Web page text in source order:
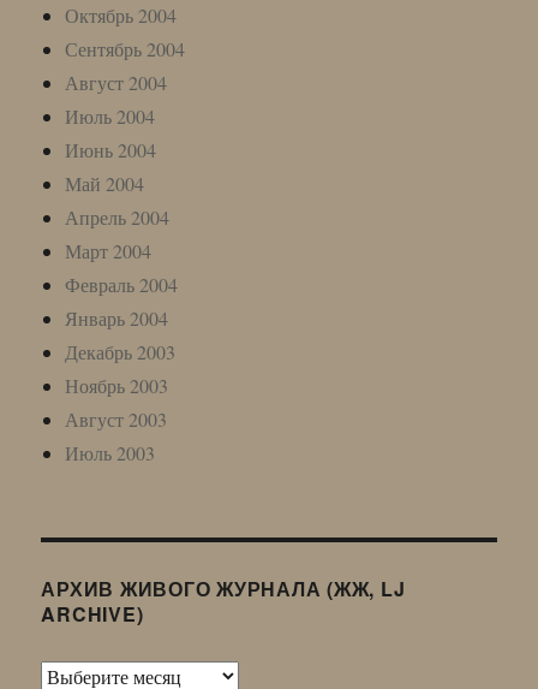
Октябрь 2004
Сентябрь 2004
Август 2004
Июль 2004
Июнь 2004
Май 2004
Апрель 2004
Март 2004
Февраль 2004
Январь 2004
Декабрь 2003
Ноябрь 2003
Август 2003
Июль 2003
АРХИВ ЖИВОГО ЖУРНАЛА (ЖЖ, LJ
ARCHIVE)
Архив